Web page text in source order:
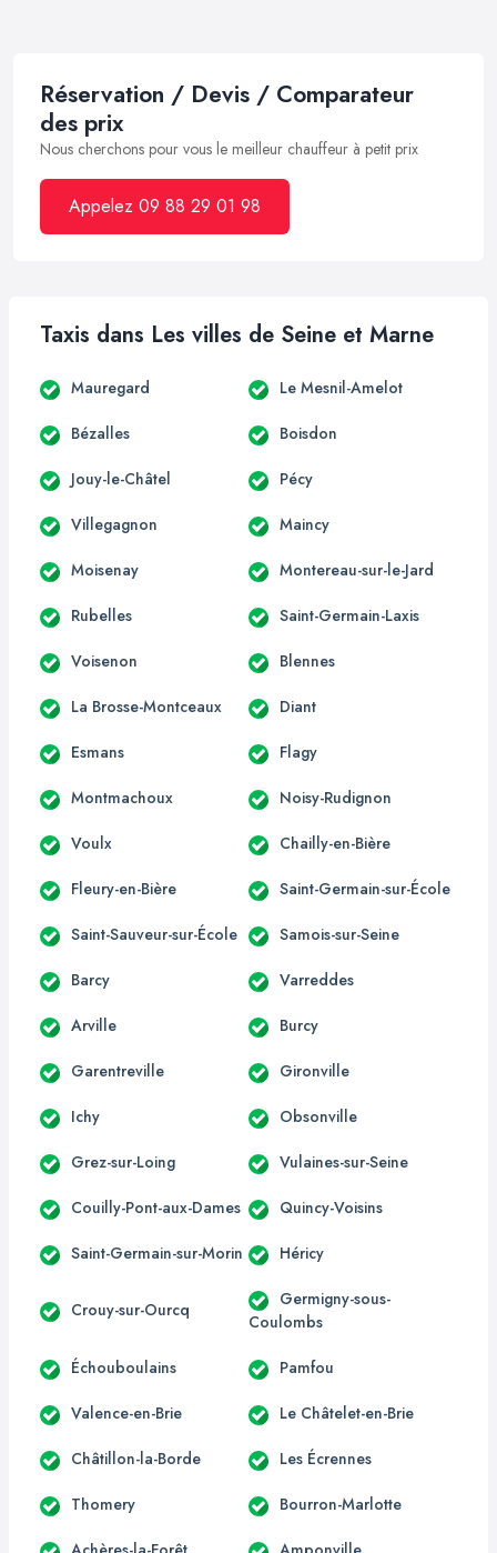
Réservation / Devis / Comparateur
des prix
Nous cherchons pour vous le meilleur chauffeur à petit prix
Appelez 09 88 29 01 98
Taxis dans Les villes de Seine et Marne
Mauregard Le Mesnil-Amelot
Bézalles Boisdon
Jouy-le-Châtel Pécy
Villegagnon Maincy
Moisenay Montereau-sur-le-Jard
Rubelles Saint-Germain-Laxis
Voisenon Blennes
La Brosse-Montceaux Diant
Esmans Flagy
Montmachoux Noisy-Rudignon
Voulx Chailly-en-Bière
Fleury-en-Bière Saint-Germain-sur-École
Saint-Sauveur-sur-École Samois-sur-Seine
Barcy Varreddes
Arville Burcy
Garentreville Gironville
Ichy Obsonville
Grez-sur-Loing Vulaines-sur-Seine
Couilly-Pont-aux-Dames Quincy-Voisins
Saint-Germain-sur-Morin Héricy
Crouy-sur-Ourcq
Germigny-sous-
Coulombs
Échouboulains Pamfou
Valence-en-Brie Le Châtelet-en-Brie
Châtillon-la-Borde Les Écrennes
Thomery Bourron-Marlotte